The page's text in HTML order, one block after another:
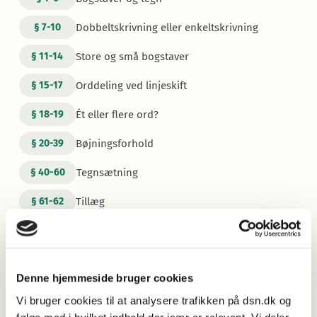
Denne hjemmeside bruger cookies
Vi bruger cookies til at analysere trafikken på dsn.dk og
§ 7-10 Dobbeltskrivning eller enkeltskrivning
§11-14 Store og små bogstaver
§15-17 Orddeling ved linjeskift
§ 18-19 Ét eller flere ord?
§ 20-39 Bøjningsforhold
§ 40-60 Tegnsætning
§ 61-62 Tillæg
Mere information
Oversigt over ændringer og tilføjelser
Retskrivningsordbogen 5.1.
Nye opslagsord 2025